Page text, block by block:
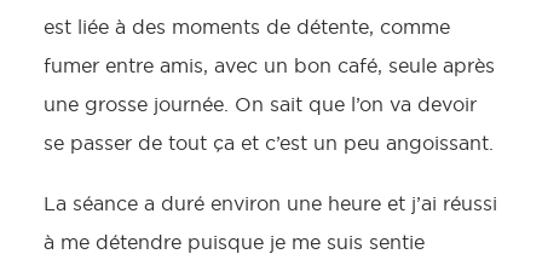
est liée à des moments de détente, comme
fumer entre amis, avec un bon café, seule après
une grosse journée. On sait que l’on va devoir
se passer de tout ça et c’est un peu angoissant.
La séance a duré environ une heure et j’ai réussi
à me détendre puisque je me suis sentie